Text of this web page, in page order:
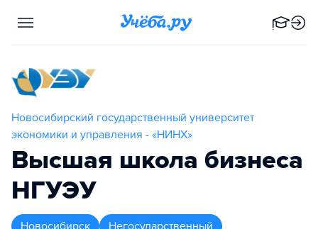
Новосибирский государственный университет
экономики и управления - «НИНХ»
Высшая школа бизнеса
НГУЭУ